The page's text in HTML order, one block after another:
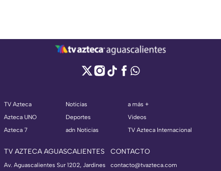
TV Azteca
Azteca UNO
Azteca 7
Noticias
Deportes
adn Noticias
a más +
Videos
TV Azteca Internacional
TV AZTECA AGUASCALIENTES
Av. Aguascalientes Sur 1202, Jardines
CONTACTO
contacto@tvazteca.com